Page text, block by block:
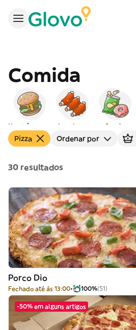
Comida
Americana Snacks
Pizza Ordenar por
30 resultados
Porco Dio
Fechado até às 13:00 100%(51)
-50% em alguns artigos